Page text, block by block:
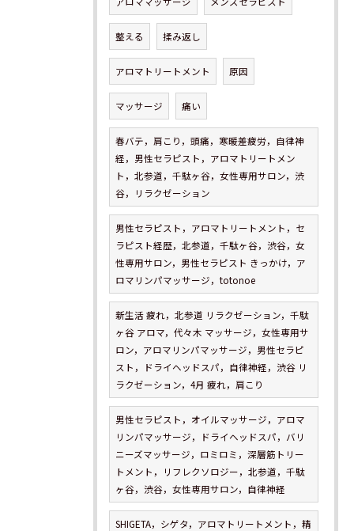
整える 揉み返し
アロマトリートメント 原因
マッサージ 痛い
春バテ，肩こり，頭痛，寒暖差疲労，自律神
経，男性セラピスト，アロマトリートメン
ト，北参道，千駄ヶ谷，女性専用サロン，渋
谷，リラクゼーション
男性セラピスト，アロマトリートメント，セ
ラピスト経歴，北参道，千駄ヶ谷，渋谷，女
性専用サロン，男性セラピスト きっかけ，ア
ロマリンパマッサージ，totonoe
新生活 疲れ，北参道 リラクゼーション，千駄
ヶ谷 アロマ，代々木 マッサージ，女性専用サ
ロン，アロマリンパマッサージ，男性セラピ
スト，ドライヘッドスパ，自律神経，渋谷 リ
ラクゼーション，4月 疲れ，肩こり
男性セラピスト，オイルマッサージ，アロマ
リンパマッサージ，ドライヘッドスパ，バリ
ニーズマッサージ，ロミロミ，深層筋トリー
トメント，リフレクソロジー，北参道，千駄
ヶ谷，渋谷，女性専用サロン，自律神経
SHIGETA，シゲタ，アロマトリートメント，精